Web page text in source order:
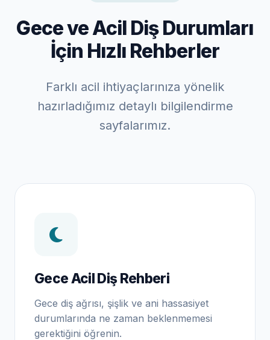
Gece ve Acil Diş Durumları
İçin Hızlı Rehberler
Farklı acil ihtiyaçlarınıza yönelik
hazırladığımız detaylı bilgilendirme
sayfalarımız.
Gece Acil Diş Rehberi
Gece diş ağrısı, şişlik ve ani hassasiyet
durumlarında ne zaman beklenmemesi
gerektiğini öğrenin.